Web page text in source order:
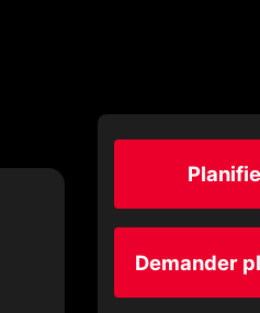
Demander